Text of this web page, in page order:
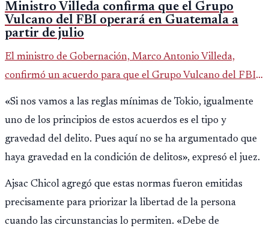
Ministro Villeda confirma que el Grupo
Vulcano del FBI operará en Guatemala a
partir de julio
El ministro de Gobernación, Marco Antonio Villeda,
confirmó un acuerdo para que el Grupo Vulcano del FBI
opere en Guatemala a partir de julio, tras un intento
fallido con la administración anterior del Ministerio
Público.
«Si nos vamos a las reglas mínimas de Tokio, igualmente
uno de los principios de estos acuerdos es el tipo y
gravedad del delito. Pues aquí no se ha argumentado que
haya gravedad en la condición de delitos», expresó el juez.
Ajsac Chicol agregó que estas normas fueron emitidas
precisamente para priorizar la libertad de la persona
cuando las circunstancias lo permiten. «Debe de